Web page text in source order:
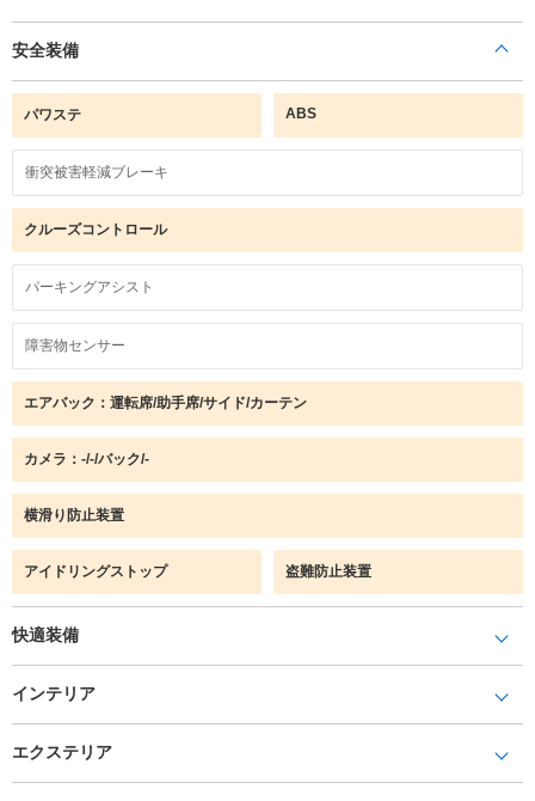
安全装備
パワステ ABS
衝突被害軽減ブレーキ
クルーズコントロール
パーキングアシスト
障害物センサー
エアバック：運転席/助手席/サイド/カーテン
カメラ：-/-/バック/-
横滑り防止装置
アイドリングストップ 盗難防止装置
快適装備
インテリア
エクステリア